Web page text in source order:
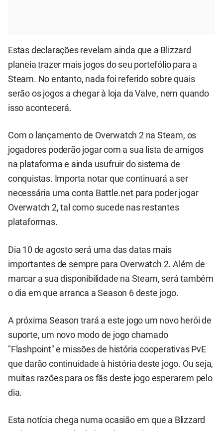
Estas declarações revelam ainda que a Blizzard
planeia trazer mais jogos do seu portefólio para a
Steam. No entanto, nada foi referido sobre quais
serão os jogos a chegar à loja da Valve, nem quando
isso acontecerá.
Com o lançamento de Overwatch 2 na Steam, os
jogadores poderão jogar com a sua lista de amigos
na plataforma e ainda usufruir do sistema de
conquistas. Importa notar que continuará a ser
necessária uma conta Battle.net para poder jogar
Overwatch 2, tal como sucede nas restantes
plataformas.
Dia 10 de agosto será uma das datas mais
importantes de sempre para Overwatch 2. Além de
marcar a sua disponibilidade na Steam, será também
o dia em que arranca a Season 6 deste jogo.
A próxima Season trará a este jogo um novo herói de
suporte, um novo modo de jogo chamado
"Flashpoint" e missões de história cooperativas PvE
que darão continuidade à história deste jogo. Ou seja,
muitas razões para os fãs deste jogo esperarem pelo
dia.
Esta notícia chega numa ocasião em que a Blizzard